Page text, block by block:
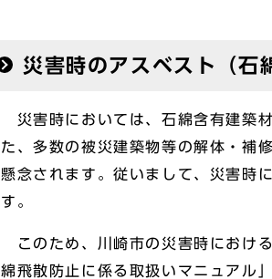
災害時のアスベスト（石
災害時においては、石綿含有建築
た、多数の被災建築物等の解体・補
懸念されます。従いまして、災害時
す。
このため、川崎市の災害時におけ
綿飛散防止に係る取扱いマニュアル